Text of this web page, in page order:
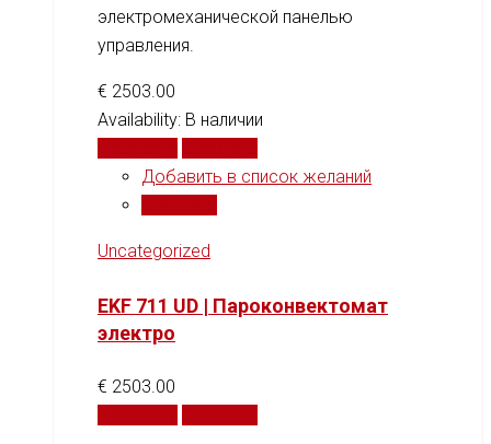
электромеханической панелью
управления.
€ 2503.00
Availability: В наличии
Добавить в список желаний
Uncategorized
EKF 711 UD | Пароконвектомат
электро
€ 2503.00